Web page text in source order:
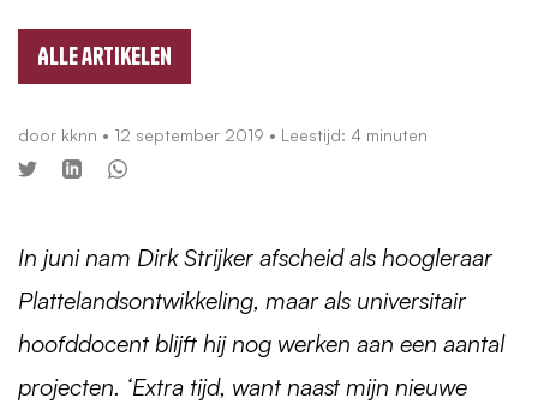
Alle artikelen
door kknn • 12 september 2019 • Leestijd: 4 minuten
In juni nam Dirk Strijker afscheid als hoogleraar
Plattelandsontwikkeling, maar als universitair
hoofddocent blijft hij nog werken aan een aantal
projecten. ‘Extra tijd, want naast mijn nieuwe